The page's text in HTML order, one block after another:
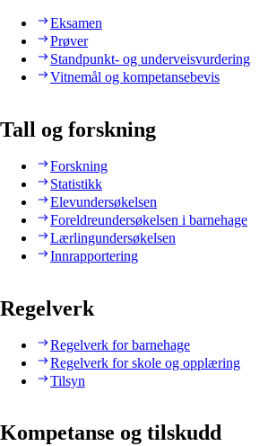
Eksamen
Prøver
Standpunkt- og underveisvurdering
Vitnemål og kompetansebevis
Tall og forskning
Forskning
Statistikk
Elevundersøkelsen
Foreldreundersøkelsen i barnehage
Lærlingundersøkelsen
Innrapportering
Regelverk
Regelverk for barnehage
Regelverk for skole og opplæring
Tilsyn
Kompetanse og tilskudd